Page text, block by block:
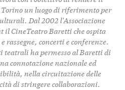
un luogo di riferimento per
Dal 2002 l'Associazione
il CineTeatro Baretti che ospita
rassegne, concerti e conferenze.
teatrali ha permesso al Baretti di
connotazione nazionale ed
nella circuitazione delle
di stringere collaborazioni.